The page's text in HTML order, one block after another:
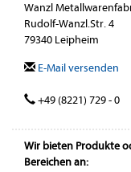
Wanzl
Rudolf-Wanzl.Str. 4
79340 Leipheim
E-Mail versenden
+49 (8221) 729 - 0
Wir bieten Produkte
Bereichen an: